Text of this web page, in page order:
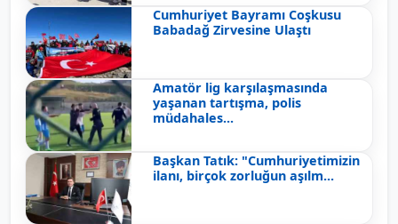
Cumhuriyet Bayramı Coşkusu
Babadağ Zirvesine Ulaştı
Amatör lig karşılaşmasında
yaşanan tartışma, polis
müdahales...
Başkan Tatık: "Cumhuriyetimizin
ilanı, birçok zorluğun aşılm...